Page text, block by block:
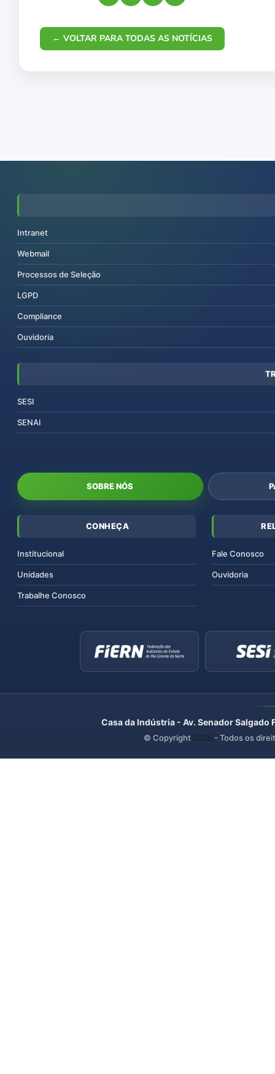
← VOLTAR PARA TODAS AS NOTÍCIAS
Intranet
Webmail
Processos de Seleção
LGPD
Compliance
Ouvidoria
SESI
SENAI
SOBRE NÓS
CONHEÇA
Institucional
Unidades
Trabalhe Conosco
Fale Conosco
Ouvidoria
Casa da Indústria - Av. Senador
© Copyright 2026 - Todos os